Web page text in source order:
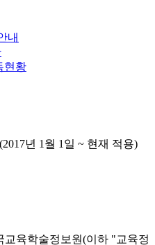
내
현황
년 1월 1일 ~ 현재 적용)
교육학술정보원(이하 "교육정